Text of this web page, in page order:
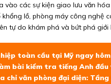
vào các sự kiện giao lưu văn hóa
lồ, phòng máy công nghệ
tự do khám phá và bứt phá giới
toàn cầu tại Mỹ ngay
bài kiểm tra tiếng Anh
chỉ văn phòng đại diện: